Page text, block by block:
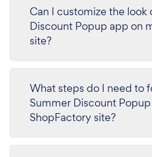
Can I customize the look
Discount Popup app on
site?
What steps do I need to
Summer Discount
ShopFactory site?